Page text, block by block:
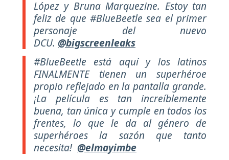
López y Bruna Marquezine. Estoy tan
feliz de que #BlueBeetle sea el primer
personaje del nuevo
DCU. @bigscreenleaks
#BlueBeetle está aquí y los latinos
FINALMENTE tienen un superhéroe
propio reflejado en la pantalla grande.
¡La película es tan increíblemente
buena, tan única y cumple en todos los
frentes, lo que le da al género de
superhéroes la sazón que tanto
necesita! @elmayimbe